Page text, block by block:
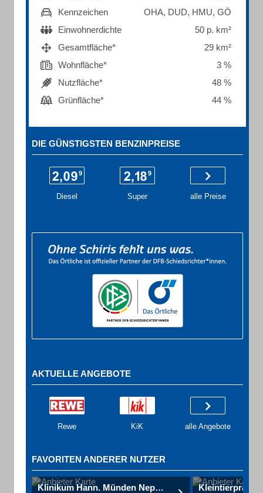
Kennzeichen
OHA, DUD, HMU, GÖ
Einwohnerdichte
50 p. km²
Gesamtfläche*
29 km²
Wohnfläche*
3 %
Nutzfläche*
48 %
Grünfläche*
44 %
DIE GÜNSTIGSTEN BENZINPREISE
Diesel Super alle Preise
AKTUELLE ANGEBOTE
Rewe KiK alle Angebote
FAVORITEN ANDERER NUTZER
Klinikum Hann. Münden Nephrologisches Zentrum Nds